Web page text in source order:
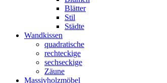
Blätter
Stil
Städte
Wandkissen
quadratische
rechteckige
sechseckige
Zäune
Massivholzmöbel